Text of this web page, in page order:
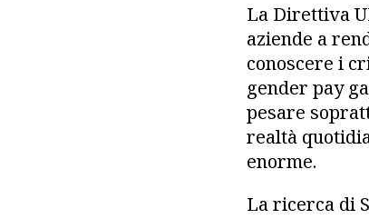
La Direttiva
aziende a
conoscere i
gender pay
pesare
realtà
enorme.
La ricerca di